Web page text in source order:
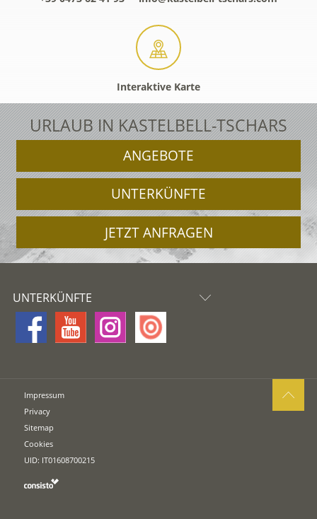
Interaktive Karte
URLAUB IN KASTELBELL-TSCHARS
ANGEBOTE
UNTERKÜNFTE
JETZT ANFRAGEN
UNTERKÜNFTE
Impressum
Privacy
Sitemap
Cookies
UID: IT01608700215